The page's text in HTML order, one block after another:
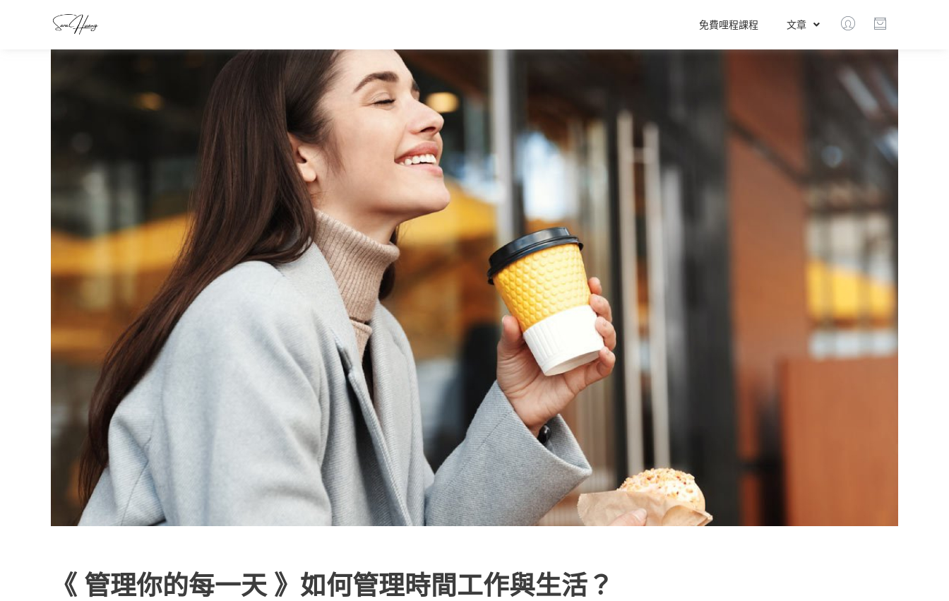
免費哩程課程 文章
《 管理你的每一天 》如何管理時間工作與生活？